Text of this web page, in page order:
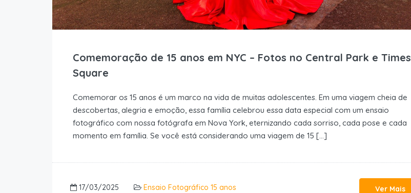
Comemoração de 15 anos em NYC – Fotos no Central Park e Times
Square
Comemorar os 15 anos é um marco na vida de muitas adolescentes. Em uma viagem cheia de
descobertas, alegria e emoção, essa família celebrou essa data especial com um ensaio
fotográfico com nossa fotógrafa em Nova York, eternizando cada sorriso, cada pose e cada
momento em família. Se você está considerando uma viagem de 15 […]
17/03/2025 Ensaio Fotográfico 15 anos Ver Mais